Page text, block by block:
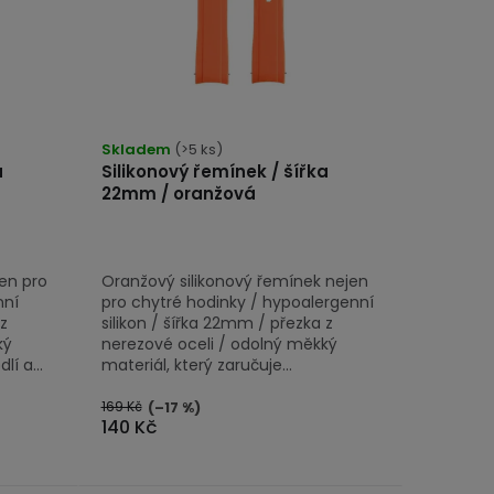
pro
a...
Silikonový řemínek / šířka
22mm / oranžová
Skladem (>5 ks)
140 Kč
169 Kč (–17 %)
Oranžový silikonový řemínek nejen
pro chytré hodinky / hypoalergenní
silikon / šířka 22mm / přezka z
nerezové oceli / odolný měkký
materiál, který zaručuje...